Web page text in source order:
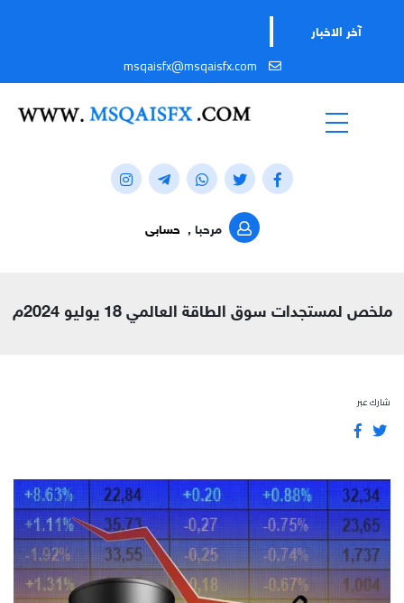
آخر الاخبار
msqaisfx@msqaisfx.com
مرحبا , حسابى
ملخص لمستجدات سوق الطاقة العالمي 18 يوليو 2024م
شارك عبر